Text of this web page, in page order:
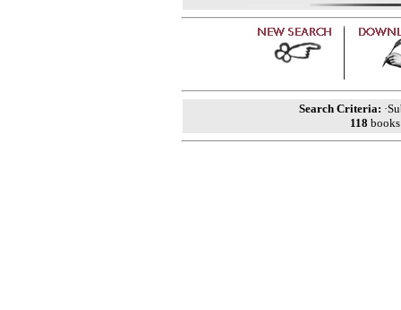
Search Criteria:
118